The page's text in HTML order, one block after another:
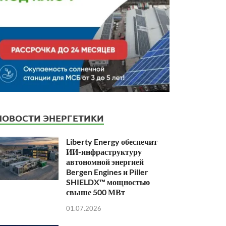
ЭНЕРГЕТИКИ
Liberty Energy обеспечит
ИИ-инфраструктуру
автономной энергией
Bergen Engines и Piller
SHIELDX™ мощностью
свыше 500 МВт
01.07.2026